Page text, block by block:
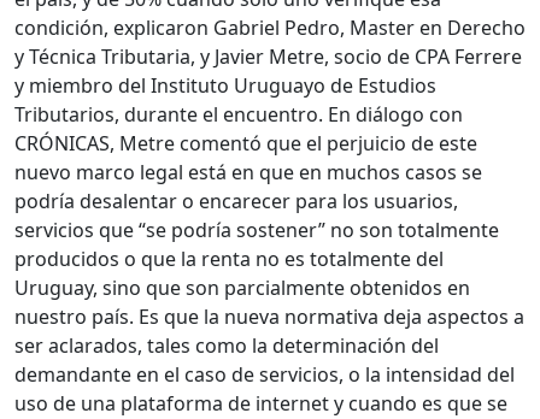
condición, explicaron Gabriel Pedro, Master en Derecho
y Técnica Tributaria, y Javier Metre, socio de CPA Ferrere
y miembro del Instituto Uruguayo de Estudios
Tributarios, durante el encuentro. En diálogo con
CRÓNICAS, Metre comentó que el perjuicio de este
nuevo marco legal está en que en muchos casos se
podría desalentar o encarecer para los usuarios,
servicios que “se podría sostener” no son totalmente
producidos o que la renta no es totalmente del
Uruguay, sino que son parcialmente obtenidos en
nuestro país. Es que la nueva normativa deja aspectos a
ser aclarados, tales como la determinación del
demandante en el caso de servicios, o la intensidad del
uso de una plataforma de internet y cuando es que se